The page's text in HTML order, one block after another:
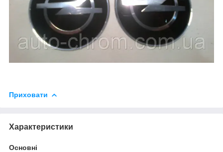
Приховати
Характеристики
Основні